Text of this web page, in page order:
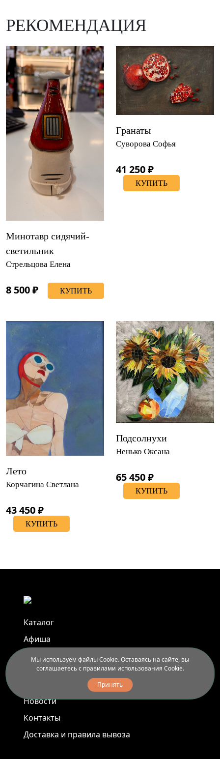
РЕКОМЕНДАЦИЯ
Минотавр сидячий-
светильник
Стрельцова Елена
8 500 ₽ КУПИТЬ
Гранаты
Суворова Софья
41 250 ₽
КУПИТЬ
Лето
Корчагина Светлана
43 450 ₽
КУПИТЬ
Подсолнухи
Ненько Оксана
65 450 ₽
КУПИТЬ
Каталог
Афиша
Арт-пленэры
Услуги
Новости
Контакты
Доставка и правила вывоза
Мы используем файлы Cookie. Оставаясь на сайте, вы
соглашаетесь с правилами использования Cookie.
Принять